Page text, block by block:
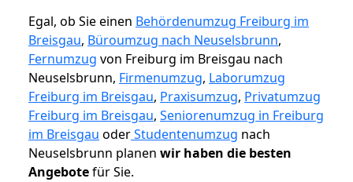
Egal, ob Sie einen Behördenumzug Freiburg im
Breisgau, Büroumzug nach Neuselsbrunn,
Fernumzug von Freiburg im Breisgau nach
Neuselsbrunn, Firmenumzug, Laborumzug
Freiburg im Breisgau, Praxisumzug, Privatumzug
Freiburg im Breisgau, Seniorenumzug in Freiburg
im Breisgau oderStudentenumzug nach
Neuselsbrunn planen wir haben die besten
Angebotefür Sie.